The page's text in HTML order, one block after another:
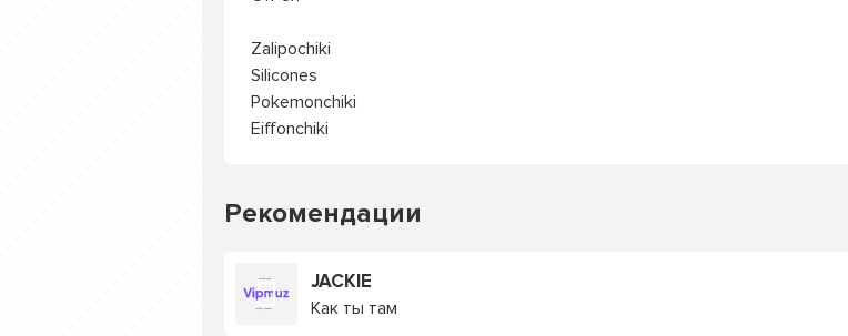
Zalipochiki
Silicones
Pokemonchiki
Eiffonchiki
Рекомендации
JACKIE
Как ты там